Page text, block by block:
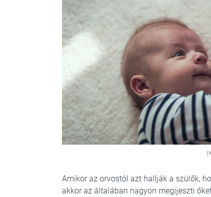
Amikor az orvostól azt hallják a szülők,
akkor az általában nagyon megijeszti